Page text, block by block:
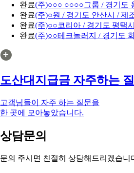
완료(주)○○○ ○○○○그룹 / 경기도
완료(주)○원 / 경기도 안산시 / 제
완료(주)○○코리아 / 경기도 평택
완료(주)○○테크놀러지 / 경기도
도산대지급금 자주하는
고객님들이 자주 하는 질문을
한 곳에 모아놓았습니다.
상담문의
문의 주시면 친절히 상담해드리겠습니